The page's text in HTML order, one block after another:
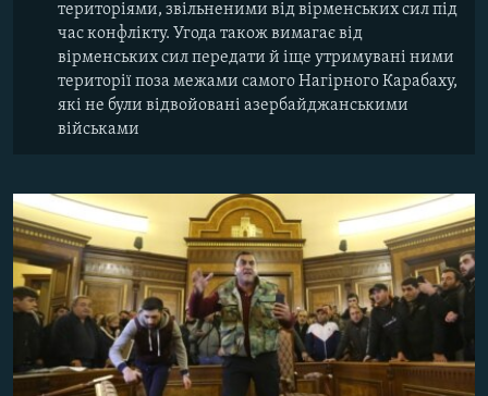
територіями, звільненими від вірменських сил під
час конфлікту. Угода також вимагає від
вірменських сил передати й іще утримувані ними
території поза межами самого Нагірного Карабаху,
які не були відвойовані азербайджанськими
військами